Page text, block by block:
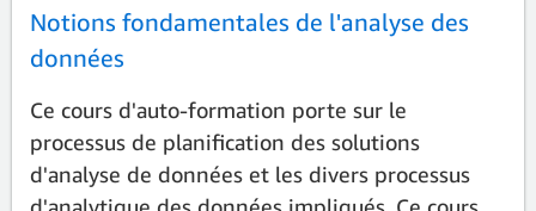
Notions fondamentales de l'analyse des
données
Ce cours d'auto-formation porte sur le
processus de planification des solutions
d'analyse de données et les divers processus